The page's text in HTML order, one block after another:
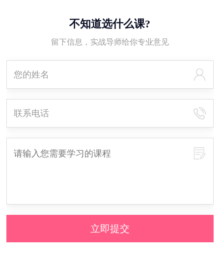
不知道选什么课?
留下信息，实战导师给你专业意见
立即提交